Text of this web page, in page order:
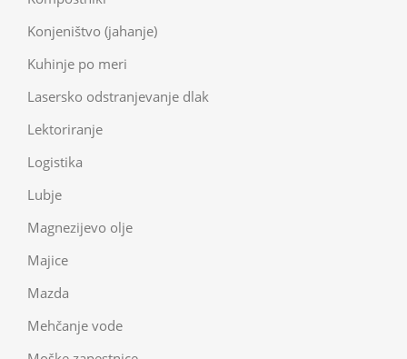
Konjeništvo (jahanje)
Kuhinje po meri
Lasersko odstranjevanje dlak
Lektoriranje
Logistika
Lubje
Magnezijevo olje
Majice
Mazda
Mehčanje vode